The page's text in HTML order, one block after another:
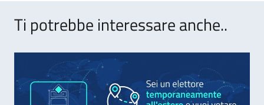
Ti potrebbe interessare anche..